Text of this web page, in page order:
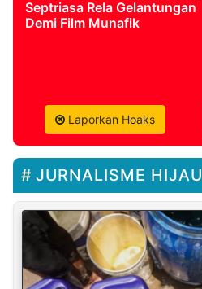
Septriasa Rela Gelantungan
Demi Film Munafik
Laporkan Hoaks
JURNALISME HIJAU